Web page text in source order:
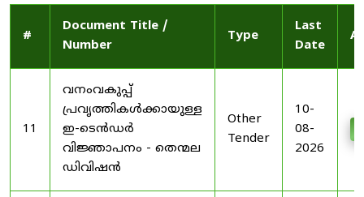
#
Document Title /
Number
Type
Last
Date
11
വനംവകുപ്പ്
പ്രവൃത്തികൾക്കായുള്ള
ഇ-ടെൻഡർ
വിജ്ഞാപനം - തെന്മല
ഡിവിഷൻ
Other
Tender
10-
08-
2026